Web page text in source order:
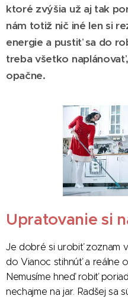
ktoré zvýšia už aj tak
nám totiž nič iné len si
energie a pustiť sa do
treba všetko
opačne.
Upratovanie si
Je dobré si urobiť zoznam
do Vianoc stihnúť a reálne
Nemusíme hneď robiť
nechajme na jar. Radšej sa